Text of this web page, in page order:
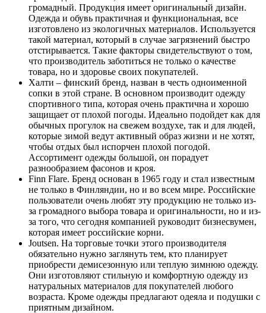
громадный. Продукция имеет оригинальный дизайн.
Одежда и обувь практичная и функциональная, все
изготовлено из экологичных материалов. Используется
такой материал, который в случае загрязнений быстро
отстирывается. Такие факторы свидетельствуют о том,
что производитель заботиться не только о качестве
товара, но и здоровье своих покупателей.
Халти – финский бренд, назван в честь одноименной
сопки в этой стране. В основном производит одежду
спортивного типа, которая очень практична и хорошо
защищает от плохой погоды. Идеально подойдет как для
обычных прогулок на свежем воздухе, так и для людей,
которые зимой ведут активный образ жизни и не хотят,
чтобы отдых был испорчен плохой погодой.
Ассортимент одежды большой, он порадует
разнообразием фасонов и кроя.
Finn Flare. Бренд основан в 1965 году и стал известным
не только в Финляндии, но и во всем мире. Российские
пользователи очень любят эту продукцию не только из-
за громадного выбора товара и оригинальности, но и из-
за того, что сегодня компанией руководит бизнесвумен,
которая имеет российские корни.
Joutsen. На торговые точки этого производителя
обязательно нужно заглянуть тем, кто планирует
приобрести демисезонную или теплую зимнюю одежду.
Они изготовляют стильную и комфортную одежду из
натуральных материалов для покупателей любого
возраста. Кроме одежды предлагают одеяла и подушки с
приятным дизайном.